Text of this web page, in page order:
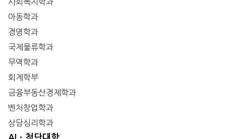
사회복지학과
아동학과
경영학과
국제물류학과
무역학과
회계학부
금융부동산경제학과
벤처창업학과
상담심리학과